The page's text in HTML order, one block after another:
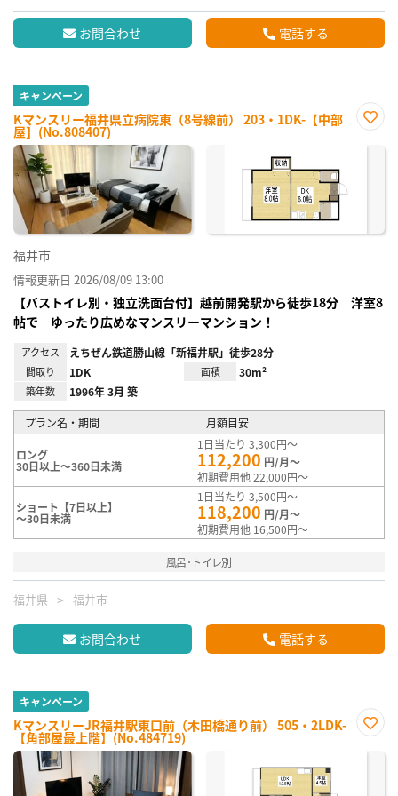
お問合わせ 電話する
キャンペーン
Kマンスリー福井県立病院東（8号線前） 203・1DK-【中部
屋】(No.808407)
に入
福井市
情報更新日 2026/08/09 13:00
【バストイレ別・独立洗面台付】越前開発駅から徒歩18分 洋室8
帖で ゆったり広めなマンスリーマンション！
アクセス えちぜん鉄道勝山線「新福井駅」徒歩28分
間取り 1DK 面積 30m²
築年数 1996年 3月 築
プラン名・期間 月額目安
ロング
30日以上～360日未満
1日当たり 3,300円～
112,200 円/月～
初期費用他 22,000円～
ショート【7日以上】
～30日未満
1日当たり 3,500円～
118,200 円/月～
初期費用他 16,500円～
風呂･トイレ別
福井県 福井市
お問合わせ 電話する
キャンペーン
KマンスリーJR福井駅東口前（木田橋通り前） 505・2LDK-
【角部屋最上階】(No.484719)
に入